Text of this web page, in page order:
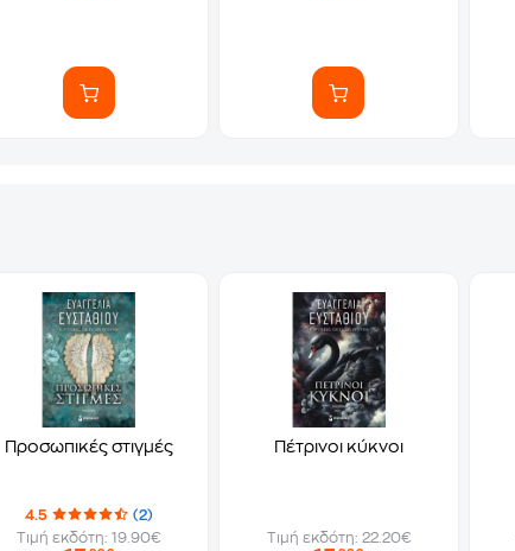
Προσωπικές στιγμές
4.5
(2)
Τιμή εκδότη: 19.90€
Πέτρινοι κύκνοι
Τιμή εκδότη: 22.20€